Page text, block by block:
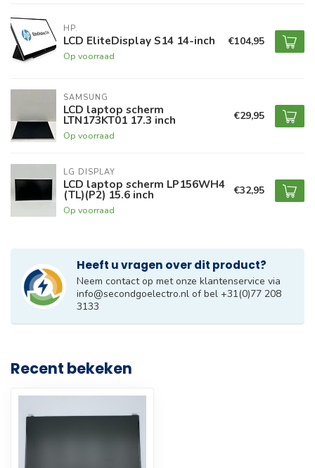
HP.
LCD EliteDisplay S14 14-inch
Op voorraad
€104,95
SAMSUNG
LCD laptop scherm
LTN173KT01 17.3 inch
Op voorraad
€29,95
LG DISPLAY
LCD laptop scherm LP156WH4
(TL)(P2) 15.6 inch
Op voorraad
€32,95
Heeft u vragen over dit product?
Neem contact op met onze klantenservice via
info@secondgoelectro.nl of bel +31(0)77 208
3133
Recent bekeken